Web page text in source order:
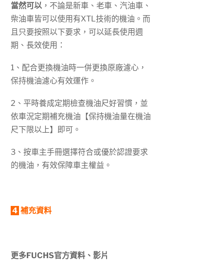
當然可以 ，不論是新車、老車、汽油車、
柴油車皆可以使用有XTL技術的機油。而
且只要按照以下要求，可以延長使用週
期、長效使用：
1、配合更換機油時一併更換原廠濾心，
保持機油濾心有效運作。
2、平時養成定期檢查機油尺好習慣，並
依車況定期補充機油【保持機油量在機油
尺下限以上】即可。
3、按車主手冊選擇符合或優於認證要求
的機油，有效保障車主權益。
4 補充資料
更多FUCHS官方資料、影片